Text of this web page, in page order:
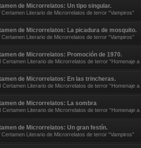
de Microrrelatos: Un tipo singular.
Certamen Literario de Microrrelatos de terror “Vampiros”
de Microrrelatos: La picadura de mosquito.
Certamen Literario de Microrrelatos de terror “Vampiros”
de Microrrelatos: Promoción de 1970.
Certamen Literario de Microrrelatos de terror “Homenaje a
de Microrrelatos: En las trincheras.
Certamen Literario de Microrrelatos de terror “Homenaje a
de Microrrelatos: La sombra
Certamen Literario de Microrrelatos de terror “Homenaje a
de Microrrelatos: Un gran festín.
Certamen Literario de Microrrelatos de terror “Vampiros”